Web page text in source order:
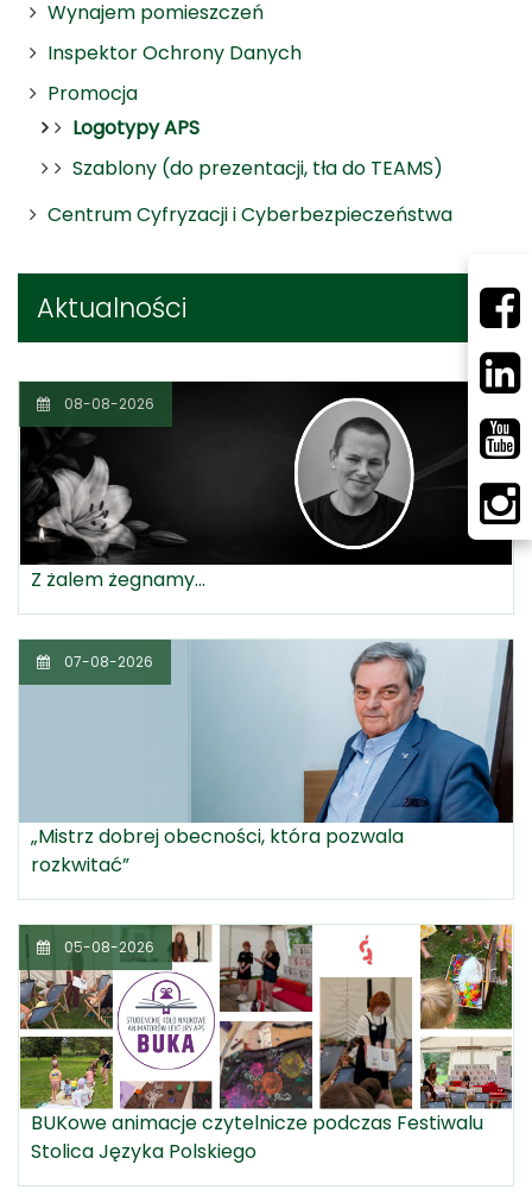
Wynajem pomieszczeń
Inspektor Ochrony Danych
Promocja
Logotypy APS
Szablony (do prezentacji, tła do TEAMS)
Centrum Cyfryzacji i Cyberbezpieczeństwa
Aktualności
08-08-2026
Z żalem żegnamy...
07-08-2026
„Mistrz dobrej obecności, która pozwala
rozkwitać”
05-08-2026
BUKowe animacje czytelnicze podczas Festiwalu
Stolica Języka Polskiego